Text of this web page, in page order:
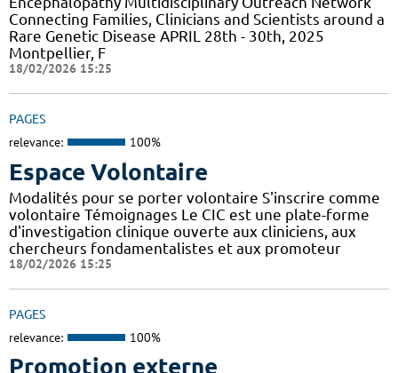
Connecting Families, Clinicians and Scientists around a
Rare Genetic Disease APRIL 28th - 30th, 2025
Montpellier, F
18/02/2026 15:25
PAGES
relevance: 100%
Espace Volontaire
Modalités pour se porter volontaire S'inscrire comme
volontaire Témoignages Le CIC est une plate-forme
d'investigation clinique ouverte aux cliniciens, aux
chercheurs fondamentalistes et aux promoteur
18/02/2026 15:25
PAGES
relevance: 100%
Promotion externe